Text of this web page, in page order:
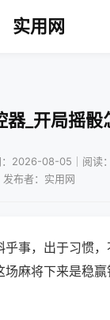
实用网
_开局摇
：2026-08-05｜阅读
发布者：实用网
事，出于习惯，
麻将下来是稳